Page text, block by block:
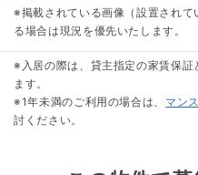
※掲載されている画像（設置され
る場合は現況を優先いたします。
※入居の際は、貸主指定の家賃保
ます。
※1年未満のご利用の場合は、 マン
討ください。